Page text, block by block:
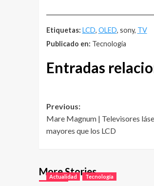
Etiquetas: LCD, OLED, sony, TV
Publicado en: Tecnología
Entradas
Post
navigation
Previous:
Mare Magnum | Televisores
mayores que los LCD
More Stories
Actualidad Tecnología